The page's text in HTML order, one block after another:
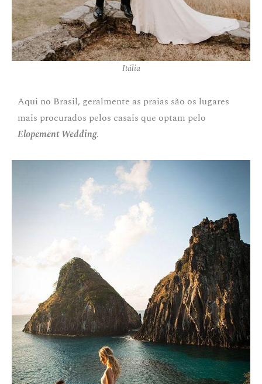
Itália
Aqui no Brasil, geralmente as praias são os lugares
mais procurados pelos casais que optam pelo
Elopement Wedding.